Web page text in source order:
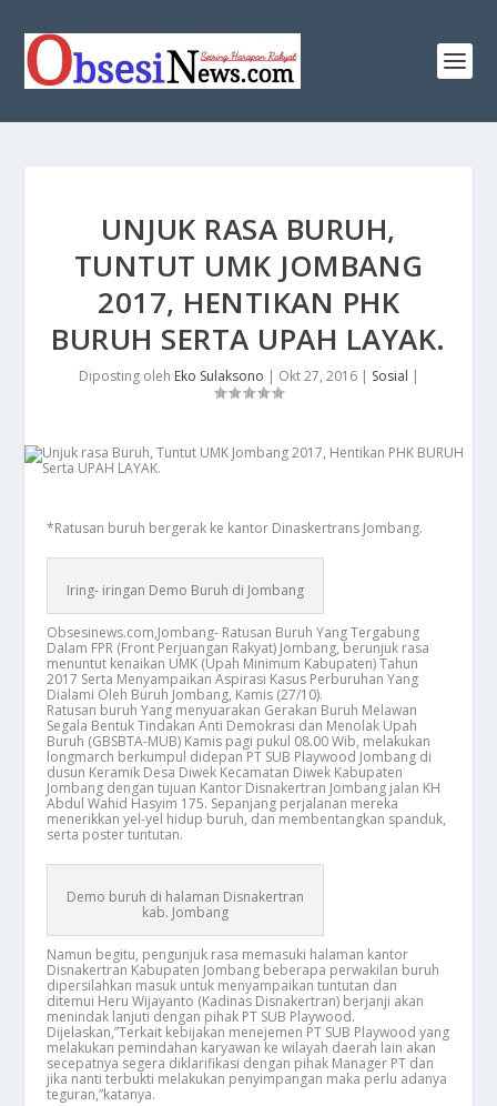
​UNJUK RASA BURUH,
TUNTUT UMK JOMBANG
2017, HENTIKAN PHK
BURUH SERTA UPAH LAYAK.
Diposting oleh Eko Sulaksono | Okt 27, 2016| Sosial |
*Ratusan buruh bergerak ke kantor Dinaskertrans Jombang.
Iring- iringan Demo Buruh di Jombang
Obsesinews.com,Jombang- Ratusan Buruh Yang Tergabung
Dalam FPR (Front Perjuangan Rakyat) Jombang, berunjuk rasa
menuntut kenaikan UMK (Upah Minimum Kabupaten) Tahun
2017 Serta Menyampaikan Aspirasi Kasus Perburuhan Yang
Dialami Oleh Buruh Jombang, Kamis (27/10).
Ratusan buruh Yang menyuarakan Gerakan Buruh Melawan
Segala Bentuk Tindakan Anti Demokrasi dan Menolak Upah
Buruh (GBSBTA-MUB) Kamis pagi pukul 08.00 Wib, melakukan
longmarch berkumpul didepan PT SUB Playwood Jombang di
dusun Keramik Desa Diwek Kecamatan Diwek Kabupaten
Jombang dengan tujuan Kantor Disnakertran Jombang jalan KH
Abdul Wahid Hasyim 175. Sepanjang perjalanan mereka
menerikkan yel-yel hidup buruh, dan membentangkan spanduk,
serta poster tuntutan.
Demo buruh di halaman Disnakertran
kab. Jombang
Namun begitu, pengunjuk rasa memasuki halaman kantor
Disnakertran Kabupaten Jombang beberapa perwakilan buruh
dipersilahkan masuk untuk menyampaikan tuntutan dan
ditemui Heru Wijayanto (Kadinas Disnakertran) berjanji akan
menindak lanjuti dengan pihak PT SUB Playwood.
Dijelaskan,”Terkait kebijakan menejemen PT SUB Playwood yang
melakukan pemindahan karyawan ke wilayah daerah lain akan
secepatnya segera diklarifikasi dengan pihak Manager PT dan
jika nanti terbukti melakukan penyimpangan maka perlu adanya
teguran,”katanya.